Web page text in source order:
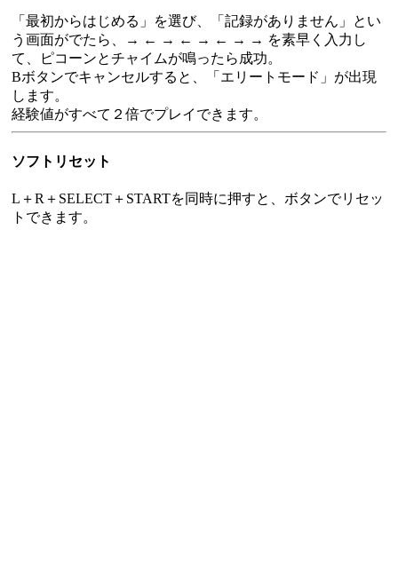
「最初からはじめる」を選び、「記録がありません」とい
う画面がでたら、→ ← → ← → ← → → を素早く入力し
て、ピコーンとチャイムが鳴ったら成功。
Bボタンでキャンセルすると、「エリートモード」が出現
します。
経験値がすべて２倍でプレイできます。
ソフトリセット
L＋R＋SELECT＋STARTを同時に押すと、ボタンでリセッ
トできます。